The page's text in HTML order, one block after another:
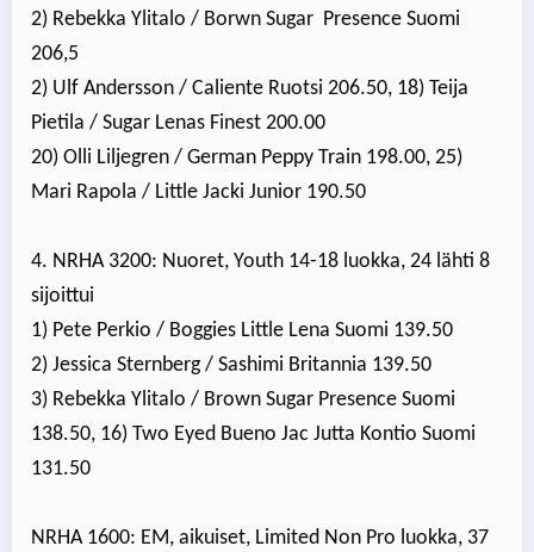
2) Rebekka Ylitalo / Borwn Sugar Presence Suomi
206,5
2) Ulf Andersson / Caliente Ruotsi 206.50, 18) Teija
Pietila / Sugar Lenas Finest 200.00
20) Olli Liljegren / German Peppy Train 198.00, 25)
Mari Rapola / Little Jacki Junior 190.50
4. NRHA 3200: Nuoret, Youth 14-18 luokka, 24 lähti 8
sijoittui
1) Pete Perkio / Boggies Little Lena Suomi 139.50
2) Jessica Sternberg / Sashimi Britannia 139.50
3) Rebekka Ylitalo / Brown Sugar Presence Suomi
138.50, 16) Two Eyed Bueno Jac Jutta Kontio Suomi
131.50
NRHA 1600: EM, aikuiset, Limited Non Pro luokka, 37